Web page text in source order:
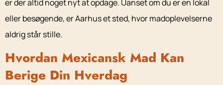
er der altid noget nyt at opdage. Uanset om du er en lokal
eller besøgende, er Aarhus et sted, hvor madoplevelserne
aldrig står stille.
Hvordan Mexicansk Mad Kan
Berige Din Hverdag